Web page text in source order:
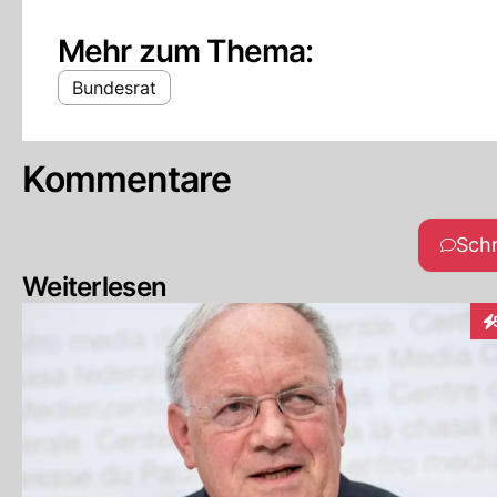
Mehr zum Thema:
Bundesrat
Kommentare
Weiterlesen